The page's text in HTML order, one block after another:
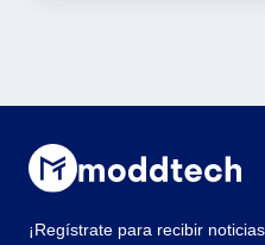
¡Regístrate para recibir